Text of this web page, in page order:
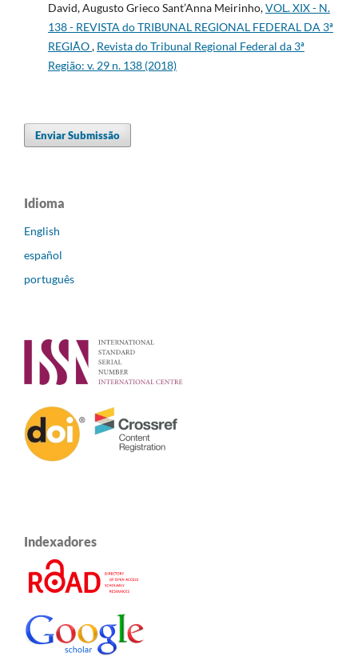
David, Augusto Grieco Sant’Anna Meirinho,VOL. XIX - N.
138 - REVISTA do TRIBUNAL REGIONAL FEDERAL DA 3ª
REGIÃO, Revista do Tribunal Regional Federal da 3ª
Região: v. 29 n. 138 (2018)
Enviar Submissão
Idioma
English
español
português
Indexadores